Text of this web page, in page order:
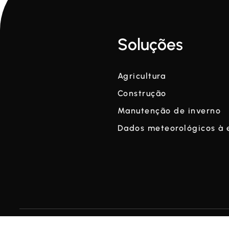
Soluções
Agricultura
Construção
Manutenção de inverno
Dados meteorológicos à